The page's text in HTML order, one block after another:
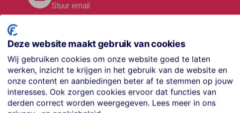
Stuur email
Maak een afspraak
Eenvoudig wanneer het uitkomt
Offerte aanvragen
Vraag offerte aan
Deze website maakt gebruik van cookies
Wij gebruiken cookies om onze website goed te laten
werken, inzicht te krijgen in het gebruik van de website en
onze content en aanbiedingen beter af te stemmen op jouw
interesses. Ook zorgen cookies ervoor dat functies van
derden correct worden weergegeven. Lees meer in ons